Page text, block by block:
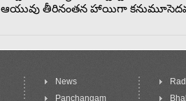
ఆయువు తీరినంతన హాయిగా
News
Panchangam